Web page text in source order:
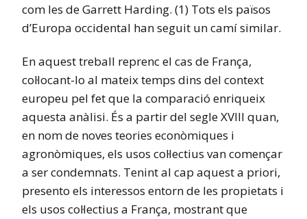
com les deGarrett Harding. (1) Tots els països
d’Europa occidental han seguit un camí similar.
En aquest treball reprenc el cas de França,
col·locant-lo al mateix temps dins del context
europeu pel fet que la comparació enriqueix
aquesta anàlisi. És a partir del segle XVIII quan,
en nom de noves teories econòmiques i
agronòmiques, els usos col·lectius van començar
a ser condemnats. Tenint al cap aquest a priori,
presento els interessos entorn de les propietats i
els usos col·lectius a França, mostrant que